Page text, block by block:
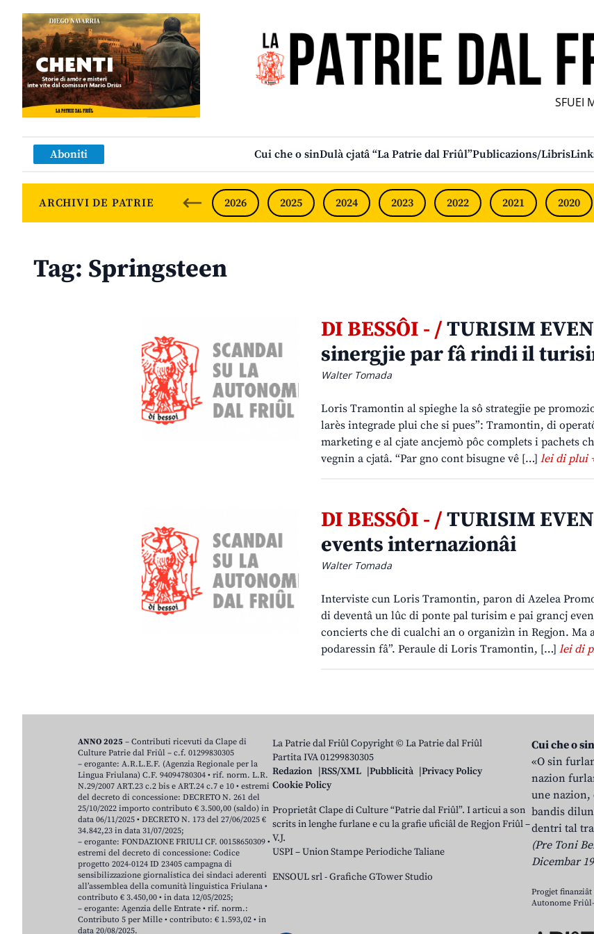
SFUEI
Aboniti Cui che o sinDulà cjatâ “La Patrie dal Friûl”Publicazions/Libris
ARCHIVI DE PATRIE 2026 2025 2024 2023 2022 2021 2020
Tag: Springsteen
DI BESSÔI - /TURISIM
sinergjie par fâ rindi il
Walter Tomada
Loris Tramontin al spieghe la sô strategjie pe
larès integrade plui che si pues”: Tramontin, di
marketing e al cjate ancjemò pôc complets i pachets
vegnin a cjatâ. “Par gno cont bisugne vê […] lei di plui
DI BESSÔI - /TURISIM
events internazionâi
Walter Tomada
Interviste cun Loris Tramontin, paron di Azelea
di deventâ un lûc di ponte pal turisim e pai grancj
concierts che di cualchi an o organizìn in Regjon. Ma
podaressin fâ”. Peraule di Loris Tramontin, […] lei di
La Patrie dal Friûl Copyright © La Patrie dal Friûl
Partita IVA 01299830305
Redazion
RSS/XML Pubblicità
Privacy Policy
Cookie Policy
Proprietât Clape di Culture “Patrie dal Friûl”. I articui a son
scrits in lenghe furlane e cu la grafie uficiâl de Regjon Friûl –
V.J.
USPI – Union Stampe Periodiche Taliane
ENSOUL srl-Grafiche GTower Studio
Cui che o sin
«O sin
nazion
une nazion,
bandis
dentri tal
(Pre Toni
Dicembar
Progjet finanziât
Autonome
ANNO 2025 – Contributi ricevuti da Clape di
Culture Patrie dal Friûl – c.f. 01299830305
– erogante: A.R.L.E.F. (Agenzia Regionale per la
Lingua Friulana) C.F. 94094780304 • rif. norm. L.R.
N.29/2007 ART.23 c.2 bis e ART.24 c.7 e 10 • estremi
del decreto di concessione: DECRETO N. 261 del
25/10/2022 importo contributo € 3.500,00 (saldo) in
data 06/11/2025 • DECRETO N. 173 del 27/06/2025 €
34.842,23 in data 31/07/2025;
– erogante: FONDAZIONE FRIULI CF. 00158650309 •
estremi del decreto di concessione: Codice
progetto 2024-0124 ID 23405 campagna di
sensibilizzazione giornalistica dei sindaci aderenti
all’assemblea della comunità linguistica Friulana •
contributo € 3.450,00 • in data 12/05/2025;
– erogante: Agenzia delle Entrate • rif. norm.:
Contributo 5 per Mille • contributo: € 1.593,02 • in
data 20/08/2025.